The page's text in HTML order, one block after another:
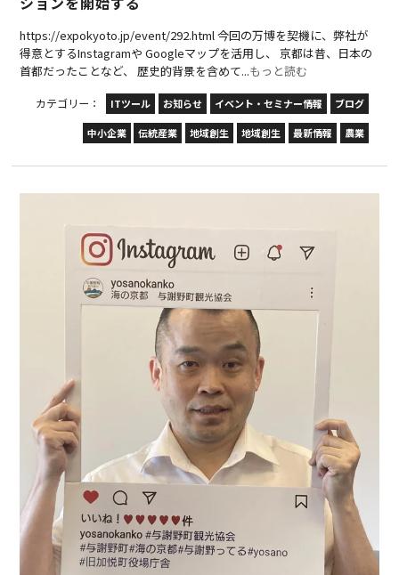
https://expokyoto.jp/event/292.html 今回の万博を契機に、弊社が
得意とするInstagramや Googleマップを活用し、 京都は昔、日本の
首都だったことなど、 歴史的背景を含めて...もっと読む
カテゴリー： ITツール お知らせ イベント・セミナー情報 ブログ
中小企業 伝統産業 地域創生 地域創生 最新情報 農業